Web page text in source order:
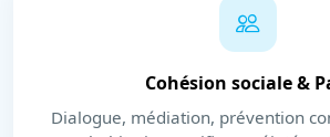
Cohésion sociale &
Dialogue, médiation, prévention